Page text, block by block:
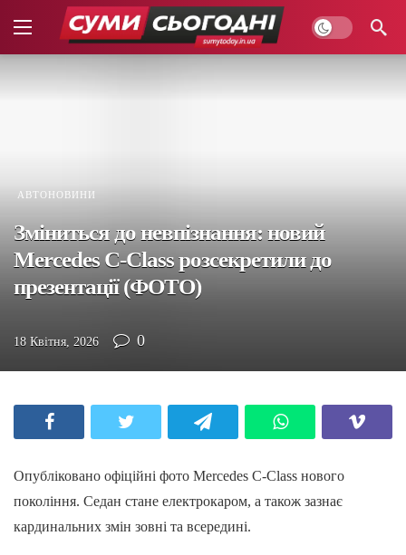
АВТОНОВИНИ
Зміниться до невпізнання: новий
Mercedes C-Class розсекретили до
презентації (ФОТО)
18 Квітня, 2026 0
Опубліковано офіційні фото Mercedes C-Class нового
покоління. Седан стане електрокаром, а також зазнає
кардинальних змін зовні та всередині.